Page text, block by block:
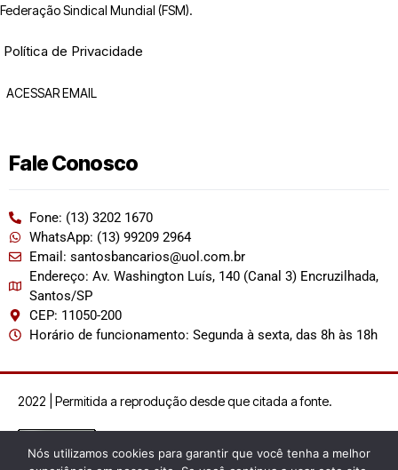
Federação Sindical Mundial (FSM).
Política de Privacidade
ACESSAR EMAIL
Fale Conosco
Fone: (13) 3202 1670
WhatsApp: (13) 99209 2964
Email: santosbancarios@uol.com.br
Endereço: Av. Washington Luís, 140 (Canal 3) Encruzilhada,
Santos/SP
CEP: 11050-200
Horário de funcionamento: Segunda à sexta, das 8h às 18h
2022 | Permitida a reprodução desde que citada a fonte.
Nós utilizamos cookies para garantir que você tenha a melhor